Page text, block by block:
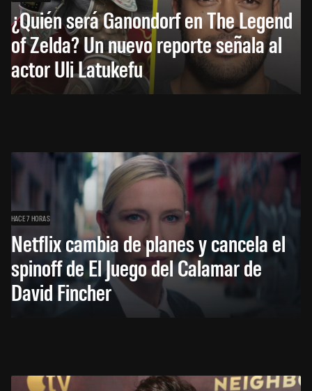
¿Quién será Ganondorf en The Legend
of Zelda? Un nuevo reporte señala al
actor Uli Latukefu
HACE 7 HORAS
Netflix cambia de planes y cancela el
spinoff de El Juego del Calamar de
David Fincher